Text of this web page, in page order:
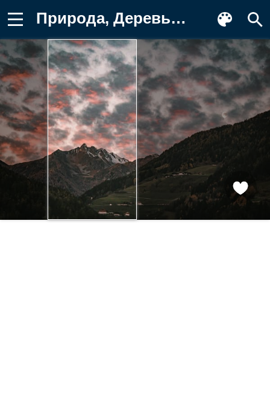
Природа, Деревья, Гора, Лес, Облака Фотография